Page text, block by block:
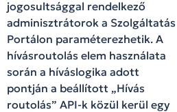
jogosultsággal rendelkező
adminisztrátorok a Szolgáltatás
Portálon paraméterezhetik. A
hívásroutolás elem használata
során a híváslogika adott
pontján a beállított „Hívás
routolás” API-k közül kerül egy